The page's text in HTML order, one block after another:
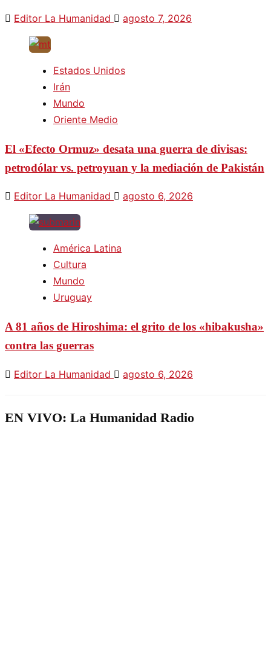
Editor La Humanidad agosto 7, 2026
Estados Unidos
Irán
Mundo
Oriente Medio
El «Efecto Ormuz» desata una guerra de divisas:
petrodólar vs. petroyuan y la mediación de Pakistán
Editor La Humanidad agosto 6, 2026
América Latina
Cultura
Mundo
Uruguay
A 81 años de Hiroshima: el grito de los «hibakusha»
contra las guerras
Editor La Humanidad agosto 6, 2026
EN VIVO: La Humanidad Radio